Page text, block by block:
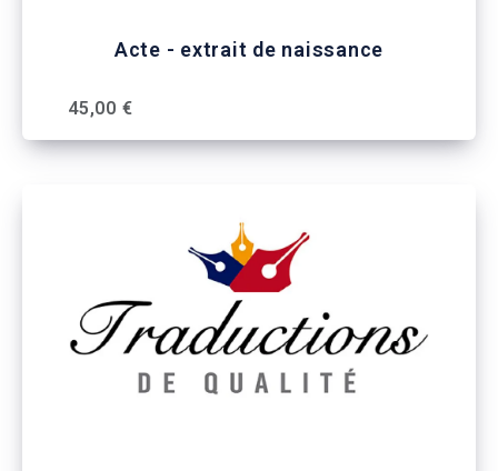
Acte - extrait de naissance
45,00 €